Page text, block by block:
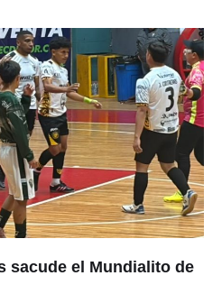
sacude el Mundialito de